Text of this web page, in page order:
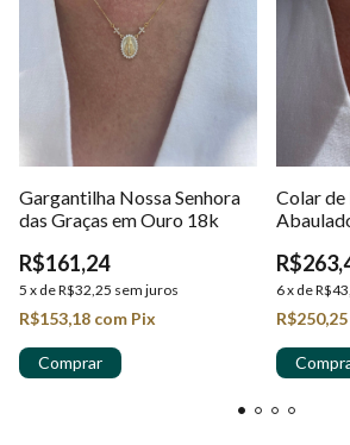
Gargantilha Nossa Senhora
das Graças em Ouro 18k
R$161,24
5 x deR$32,25 sem juros
R$153,18 com Pix
Colar
Ouro
6x de
R$250,25